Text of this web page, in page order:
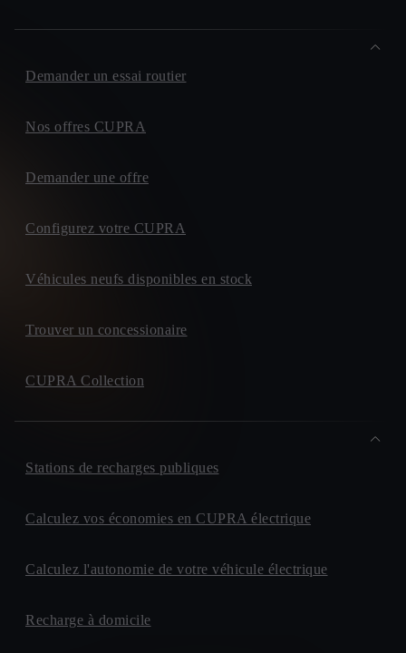
Demander un essai routier
Nos offres CUPRA
Demander une offre
Configurez votre CUPRA
Véhicules neufs disponibles en stock
Trouver un concessionaire
CUPRA Collection
Stations de recharges publiques
Calculez vos économies en CUPRA électrique
Calculez l'autonomie de votre véhicule électrique
Recharge à domicile